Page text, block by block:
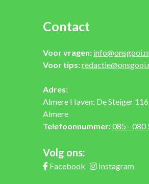
Contact
Voor vragen:
Voor tips:
Adres:
Almere Haven: De Steiger
Almere
Telefoonnummer:085 - 080
Volg ons:
Facebook Instagram